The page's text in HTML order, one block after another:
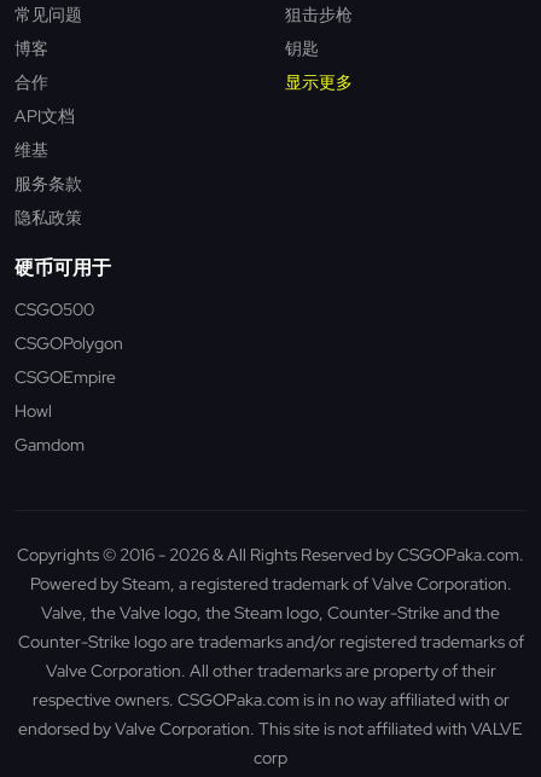
常见问题
博客
合作
API文档
维基
服务条款
隐私政策
狙击步枪
钥匙
显示更多
硬币可用于
CSGO500
CSGOPolygon
CSGOEmpire
Howl
Gamdom
Copyrights © 2016 - 2026 & All Rights Reserved by CSGOPaka.com.
Powered by Steam, a registered trademark of Valve Corporation.
Valve, the Valve logo, the Steam logo, Counter-Strike and the
Counter-Strike logo are trademarks and/or registered trademarks of
Valve Corporation. All other trademarks are property of their
respective owners. CSGOPaka.com is in no way affiliated with or
endorsed by Valve Corporation. This site is not affiliated with VALVE
corp